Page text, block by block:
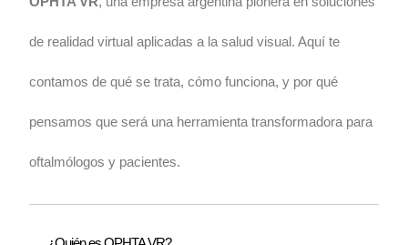
de realidad virtual aplicadas a la salud visual. Aquí te
contamos de qué se trata, cómo funciona, y por qué
pensamos que será una herramienta transformadora para
oftalmólogos y pacientes.